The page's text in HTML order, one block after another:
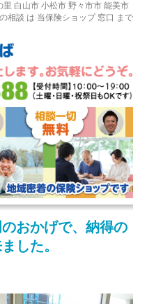
里 白山市 小松市 野々市市 能美市
相談 は 当保険ショップ 窓口 まで
おかげで、納得の
した。